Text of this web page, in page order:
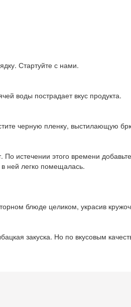
Стартуйте с нами.
воды пострадает вкус продукта.
черную пленку, выстилающую
истечении этого времени
ней легко помещалась.
блюде целиком, украсив
закуска. Но по вкусовым